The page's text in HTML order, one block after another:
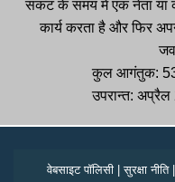
संकट के समय में एक नेता या
कार्य करता है और फिर
कुल आगंतुक:
उपरान्त:
वेबसाइट पॉलिसी |सुरक्षा नीति